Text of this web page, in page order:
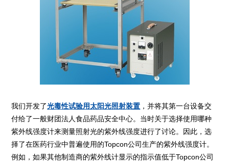
我们开发了光毒性试验用太阳光照射装置 ，并将其第一台设备交
付给了一般财团法人食品药品安全中心。当时关于选择使用哪种
紫外线强度计来测量照射光的紫外线强度进行了讨论。因此，选
择了在医药行业中普遍使用的Topcon公司生产的紫外线强度计。
例如，如果其他制造商的紫外线计显示的指示值低于Topcon公司